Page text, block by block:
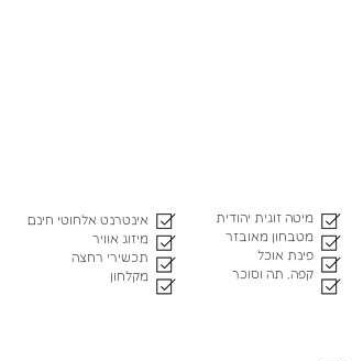
אינטרנט אלחוטי חינם
מיזוג אוויר
תכשירי רחצה
מקלחון
מיטה זוגית יהודית
מטבחון מאובזר
פינת אוכל
קפה, תה וסוכר